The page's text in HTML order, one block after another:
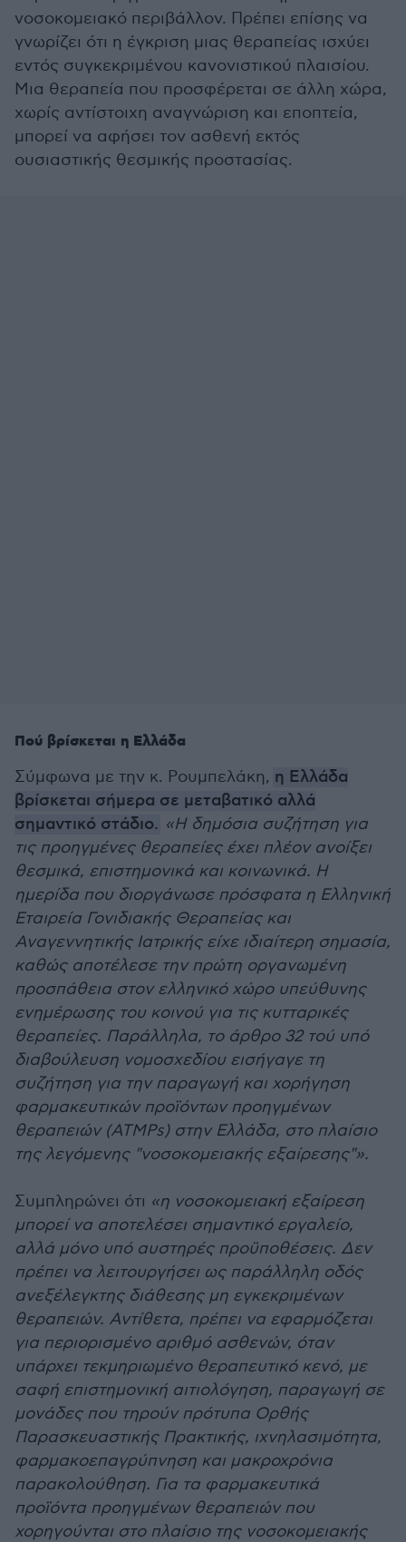
νοσοκομειακό περιβάλλον. Πρέπει επίσης να
γνωρίζει ότι η έγκριση μιας θεραπείας ισχύει
εντός συγκεκριμένου κανονιστικού πλαισίου.
Μια θεραπεία που προσφέρεται σε άλλη χώρα,
χωρίς αντίστοιχη αναγνώριση και εποπτεία,
μπορεί να αφήσει τον ασθενή εκτός
ουσιαστικής θεσμικής προστασίας.
Πού βρίσκεται η Ελλάδα
Σύμφωνα με την κ. Ρουμπελάκη, η Ελλάδα
βρίσκεται σήμερα σε μεταβατικό αλλά
σημαντικό στάδιο. «Η δημόσια συζήτηση για
τις προηγμένες θεραπείες έχει πλέον ανοίξει
θεσμικά, επιστημονικά και κοινωνικά. Η
ημερίδα που διοργάνωσε πρόσφατα η Ελληνική
Εταιρεία Γονιδιακής Θεραπείας και
Αναγεννητικής Ιατρικής είχε ιδιαίτερη σημασία,
καθώς αποτέλεσε την πρώτη οργανωμένη
προσπάθεια στον ελληνικό χώρο υπεύθυνης
ενημέρωσης του κοινού για τις κυτταρικές
θεραπείες. Παράλληλα, το άρθρο 32 τού υπό
διαβούλευση νομοσχεδίου εισήγαγε τη
συζήτηση για την παραγωγή και χορήγηση
φαρμακευτικών προϊόντων προηγμένων
θεραπειών (ATMPs) στην Ελλάδα, στο πλαίσιο
της λεγόμενης "νοσοκομειακής εξαίρεσης"».
Συμπληρώνει ότι «η νοσοκομειακή εξαίρεση
μπορεί να αποτελέσει σημαντικό εργαλείο,
αλλά μόνο υπό αυστηρές προϋποθέσεις. Δεν
πρέπει να λειτουργήσει ως παράλληλη οδός
ανεξέλεγκτης διάθεσης μη εγκεκριμένων
θεραπειών. Αντίθετα, πρέπει να εφαρμόζεται
για περιορισμένο αριθμό ασθενών, όταν
υπάρχει τεκμηριωμένο θεραπευτικό κενό, με
σαφή επιστημονική αιτιολόγηση, παραγωγή σε
μονάδες που τηρούν πρότυπα Ορθής
Παρασκευαστικής Πρακτικής, ιχνηλασιμότητα,
φαρμακοεπαγρύπνηση και μακροχρόνια
παρακολούθηση. Για τα φαρμακευτικά
προϊόντα προηγμένων θεραπειών που
χορηγούνται στο πλαίσιο της νοσοκομειακής